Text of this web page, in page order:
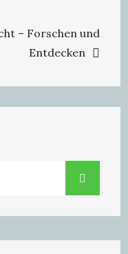
– Forschen und
Entdecken